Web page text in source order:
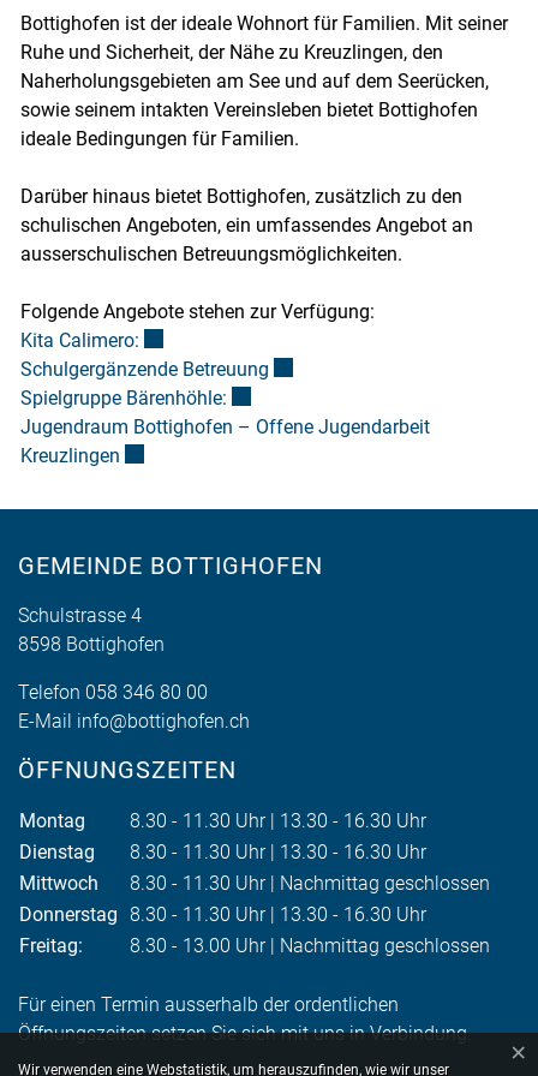
Bottighofen ist der ideale Wohnort für Familien. Mit seiner
Ruhe und Sicherheit, der Nähe zu Kreuzlingen, den
Naherholungsgebieten am See und auf dem Seerücken,
sowie seinem intakten Vereinsleben bietet Bottighofen
ideale Bedingungen für Familien.
Darüber hinaus bietet Bottighofen, zusätzlich zu den
schulischen Angeboten, ein umfassendes Angebot an
ausserschulischen Betreuungsmöglichkeiten.
Folgende Angebote stehen zur Verfügung:
Kita Calimero:
Schulgergänzende Betreuung
Spielgruppe Bärenhöhle:
Jugendraum Bottighofen – Offene Jugendarbeit
Kreuzlingen
GEMEINDE BOTTIGHOFEN
Schulstrasse 4
8598 Bottighofen
Telefon 058 346 80 00
E-Mail info@bottighofen.ch
ÖFFNUNGSZEITEN
Montag
8.30 - 11.30 Uhr | 13.30 - 16.30 Uhr
Dienstag
8.30 - 11.30 Uhr | 13.30 - 16.30 Uhr
Mittwoch
8.30 - 11.30 Uhr | Nachmittag geschlossen
Donnerstag 8.30 - 11.30 Uhr | 13.30 - 16.30 Uhr
Freitag:
8.30 - 13.00 Uhr | Nachmittag geschlossen
Für einen Termin ausserhalb der ordentlichen
Öffnungszeiten setzen Sie sich mit uns in Verbindung.
Webstatistik
Wir verwenden eine Webstatistik, um herauszufinden, wie wir unser
×